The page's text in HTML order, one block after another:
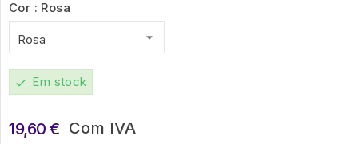
Cor : Rosa
check Em stock
19,60 € Com IVA